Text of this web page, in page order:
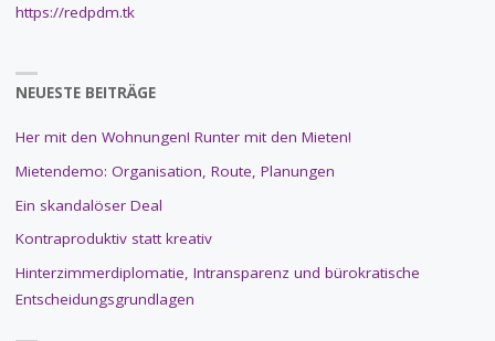
https://redpdm.tk
NEUESTE BEITRÄGE
Her mit den Wohnungen! Runter mit den Mieten!
Mietendemo: Organisation, Route, Planungen
Ein skandalöser Deal
Kontraproduktiv statt kreativ
Hinterzimmerdiplomatie, Intransparenz und bürokratische
Entscheidungsgrundlagen